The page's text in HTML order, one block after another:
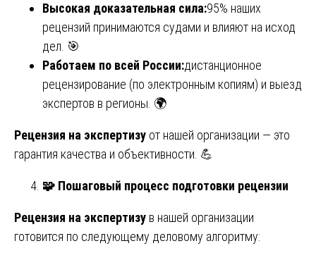
Высокая доказательная сила:95% наших
рецензий принимаются судами и влияют на исход
дел. 🎯
Работаем по всей России:дистанционное
рецензирование (по электронным копиям) и выезд
экспертов в регионы. 🌍
Рецензия на экспертизу от нашей организации — это
гарантия качества и объективности. 💪
🧩 Пошаговый процесс подготовки рецензии
Рецензия на экспертизу в нашей организации
готовится по следующему деловому алгоритму: